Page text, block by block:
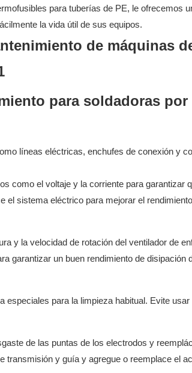
para tuberías de PE, le ofrecemos
la vida útil de sus equipos.
para soldadoras
líneas eléctricas, enchufes de conexión y
como el voltaje y la corriente para garantizar
el sistema eléctrico para mejorar el
y la velocidad de rotación del ventilador de
garantizar un buen rendimiento de disipación
especiales para la limpieza habitual. Evite
de las puntas de los electrodos y
transmisión y guía y agregue o reemplace el